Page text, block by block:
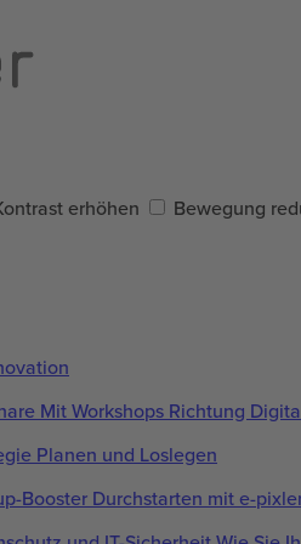
erhöhen
Bewegung
Mit Workshops Richtung
Planen und Loslegen
Booster Durchstarten mit e-